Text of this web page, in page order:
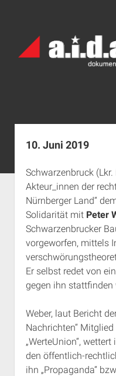
Archiv
München
Rechte
Rechte
a.i.d.a.
RSS-
10. Juni 2019
Schwarzenbruck
Akteur_innen der
Nürnberger Land“
Solidarität mit Peter
Schwarzenbrucker
vorgeworfen, mittels
Er selbst redet von
gegen ihn stattfinden
Weber, laut Bericht
Nachrichten“ Mitglied
„WerteUnion“,
den öffentlich-
ihn „Propaganda“